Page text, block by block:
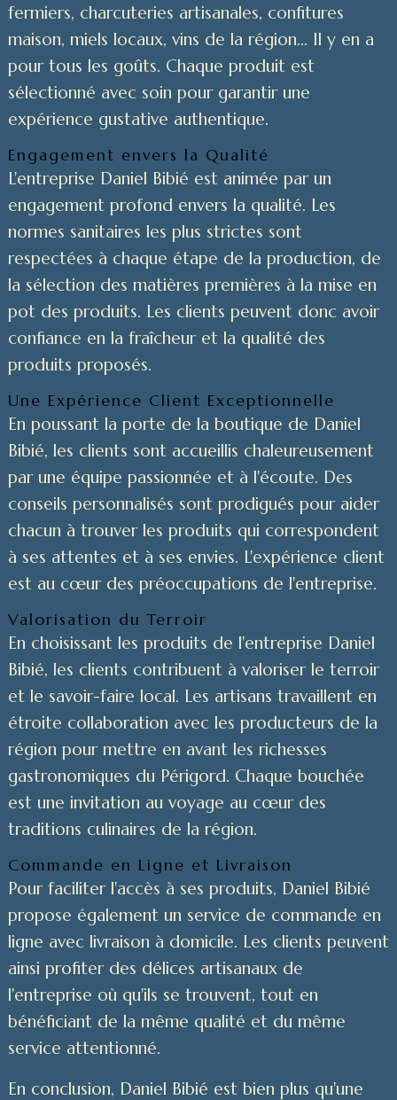
fermiers, charcuteries artisanales, confitures
maison, miels locaux, vins de la région... Il y en a
pour tous les goûts. Chaque produit est
sélectionné avec soin pour garantir une
expérience gustative authentique.
Engagement envers la Qualité
L'entreprise Daniel Bibié est animée par un
engagement profond envers la qualité. Les
normes sanitaires les plus strictes sont
respectées à chaque étape de la production, de
la sélection des matières premières à la mise en
pot des produits. Les clients peuvent donc avoir
confiance en la fraîcheur et la qualité des
produits proposés.
Une Expérience Client Exceptionnelle
En poussant la porte de la boutique de Daniel
Bibié, les clients sont accueillis chaleureusement
par une équipe passionnée et à l'écoute. Des
conseils personnalisés sont prodigués pour aider
chacun à trouver les produits qui correspondent
à ses attentes et à ses envies. L'expérience client
est au cœur des préoccupations de l'entreprise.
Valorisation du Terroir
En choisissant les produits de l'entreprise Daniel
Bibié, les clients contribuent à valoriser le terroir
et le savoir-faire local. Les artisans travaillent en
étroite collaboration avec les producteurs de la
région pour mettre en avant les richesses
gastronomiques du Périgord. Chaque bouchée
est une invitation au voyage au cœur des
traditions culinaires de la région.
Commande en Ligne et Livraison
Pour faciliter l'accès à ses produits, Daniel Bibié
propose également un service de commande en
ligne avec livraison à domicile. Les clients peuvent
ainsi profiter des délices artisanaux de
l'entreprise où qu'ils se trouvent, tout en
bénéficiant de la même qualité et du même
service attentionné.
En conclusion, Daniel Bibié est bien plus qu'une